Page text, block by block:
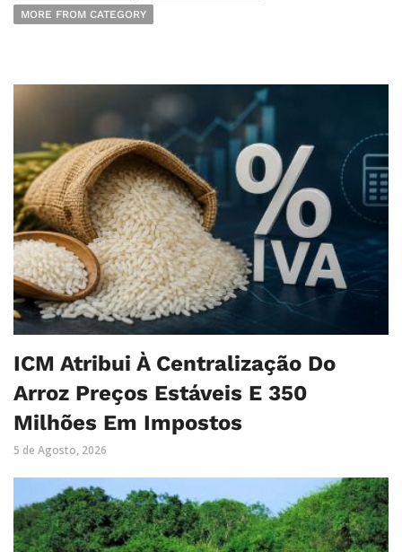
MORE FROM CATEGORY
ICM Atribui À Centralização Do
Arroz Preços Estáveis E 350
Milhões Em Impostos
5 de Agosto, 2026